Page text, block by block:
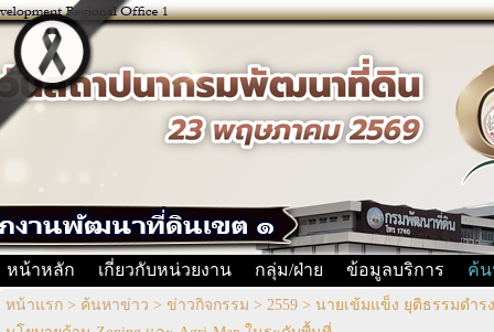
หน้าหลัก เกี่ยวกับหน่วยงาน กลุ่ม/ฝ่าย ข้อมูลบริการ ค้น
หน้าแรก > ค้นหาข่าว > ข่าวกิจกรรม > 2559 > นายเข้มแข็ง ยุติธรรมดำ